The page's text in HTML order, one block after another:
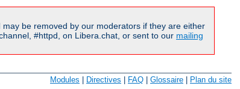
be removed by our moderators if they are either
#httpd, on Libera.chat, or sent to our mailing
Modules Directives FAQ Glossaire Plan du site